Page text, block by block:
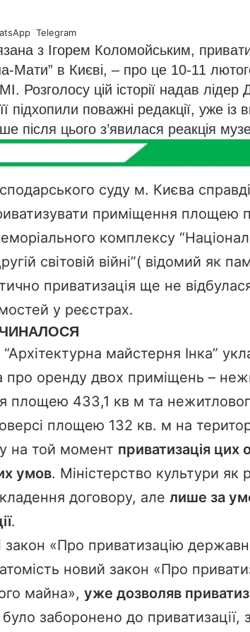
Telegram
з Ігорем Коломойським,
Мати” в Києві, – про це 10-11
Розголосу цій історії надав лідер
підхопили поважні редакції, уже із
після цього з’явилася реакція
суду м. Києва
приміщення площею
комплексу
світовій війні”( відомий як
приватизація ще не
у реєстрах.
майстерня Інка”
оренду двох приміщень –
площею 433,1 кв м та
площею 132 кв. м на
на той момент приватизація цих
умов. Міністерство культури
договору, але лише за
.
закон «Про приватизацію
новий закон «Про
майна», уже дозволяв
заборонено до приватизації,